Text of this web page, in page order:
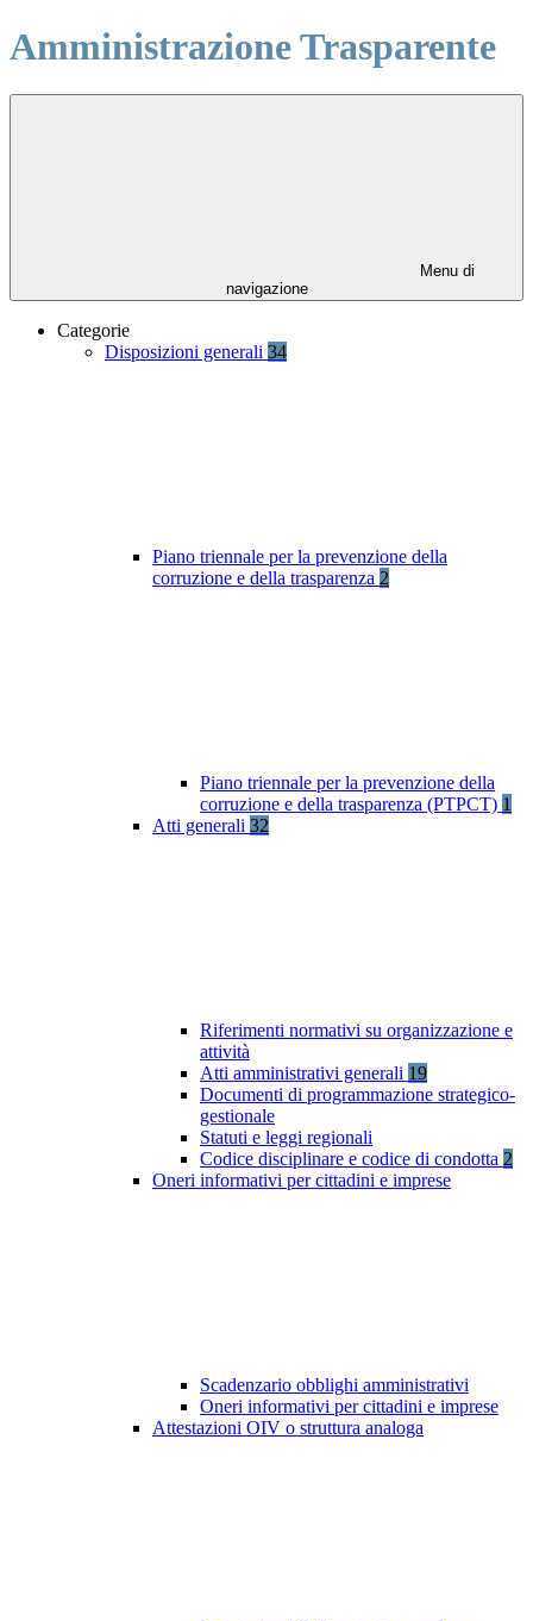
Amministrazione Trasparente
Menu di
navigazione
Categorie
Disposizioni generali 34
Piano triennale per la prevenzione della
corruzione e della trasparenza 2
Piano triennale per la prevenzione della
corruzione e della trasparenza (PTPCT) 1
Atti generali 32
Riferimenti normativi su organizzazione e
attività
Atti amministrativi generali 19
Documenti di programmazione strategico-
gestionale
Statuti e leggi regionali
Codice disciplinare e codice di condotta 2
Oneri informativi per cittadini e imprese
Scadenzario obblighi amministrativi
Oneri informativi per cittadini e imprese
Attestazioni OIV o struttura analoga